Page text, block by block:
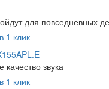
для повседневных
1 клик
качество звука
1 клик